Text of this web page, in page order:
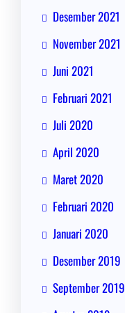
Desember 2021
November 2021
Juni 2021
Februari 2021
Juli 2020
April 2020
Maret 2020
Februari 2020
Januari 2020
Desember 2019
September 2019